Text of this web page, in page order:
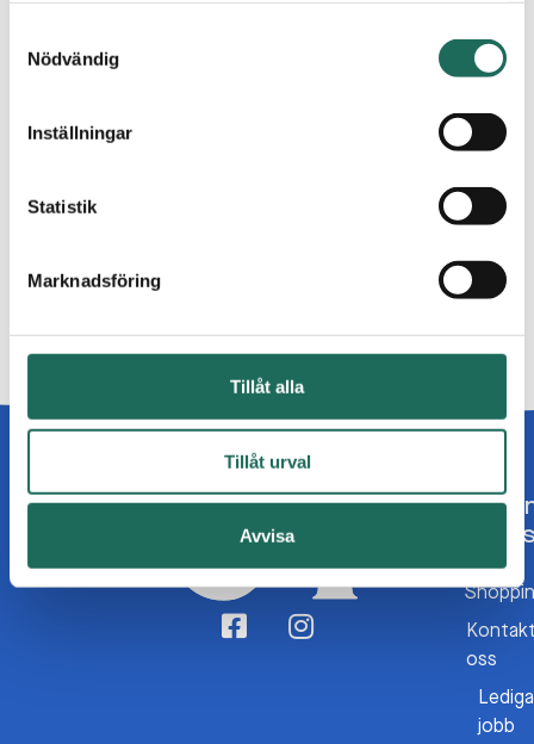
Nödvändig
Inställningar
Statistik
Marknadsföring
Tillåt alla
Tillåt urval
Avvisa
Tomten besöker C4 Shopping varje helg i december,
från 1 december fram till jul, kl. 12:00-16:00.
Kom förbi, lämna din önskelista och ta en bild med
Tomten – kanske dyker det upp en liten överraskning!
Tomten finns vid Flying Tiger.
Dela inlägget:
Om C4
oss
Lediga
jobb